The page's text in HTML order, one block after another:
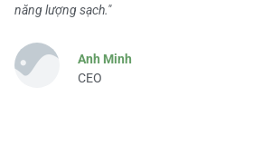
năng lượng sạch."
Anh Minh
CEO